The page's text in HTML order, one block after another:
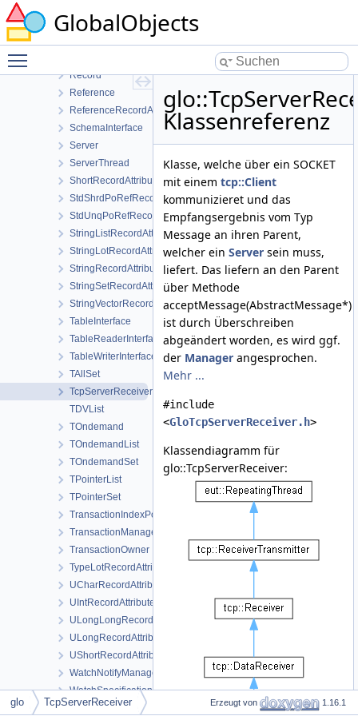
GlobalObjects
ReaderInfo
Record
Reference
ReferenceRecordAttribute
SchemaInterface
Server
ServerThread
ShortRecordAttribute
StdShrdPoRefRecordAttribute
StdUnqPoRefRecordAttribute
StringListRecordAttribute
StringLotRecordAttribute
StringRecordAttribute
StringSetRecordAttribute
StringVectorRecordAttribute
TableInterface
TableReaderInterface
TableWriterInterface
TAllSet
TcpServerReceiver
TDVList
TOndemand
TOndemandList
TOndemandSet
TPointerList
TPointerSet
TransactionIndexPool
TransactionManager
TransactionOwner
TypeLotRecordAttribute
UCharRecordAttribute
UIntRecordAttribute
ULongLongRecordAttribute
ULongRecordAttribute
UShortRecordAttribute
WatchNotifyManager
WatchSpecification
WriterInfo
Klassenreferenz
Klasse, welche über ein SOCKET
mit einem tcp::Client
kommunizieret und das
Empfangsergebnis vom Typ
Message an ihren Parent,
welcher ein Server sein muss,
liefert. Das liefern an den Parent
über Methode
acceptMessage(AbstractMessage*)
ist durch Überschreiben
abgeändert worden, es wird ggf.
der Manager angesprochen.
Mehr ...
#include
<GloTcpServerReceiver.h>
Klassendiagramm für
glo::TcpServerReceiver:
glo TcpServerReceiver Erzeugt von 1.16.1